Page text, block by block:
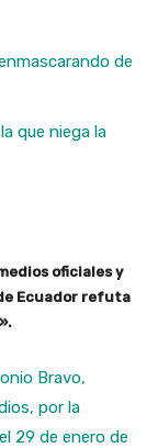
de
que niega la
oficiales y
Ecuador refuta
Bravo,
por la
29 de enero de